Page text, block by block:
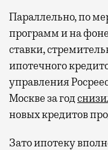
Параллельно, по
программ и на
ставки,
ипотечного
управления
Москве за год
новых кредитов
Зато ипотеку